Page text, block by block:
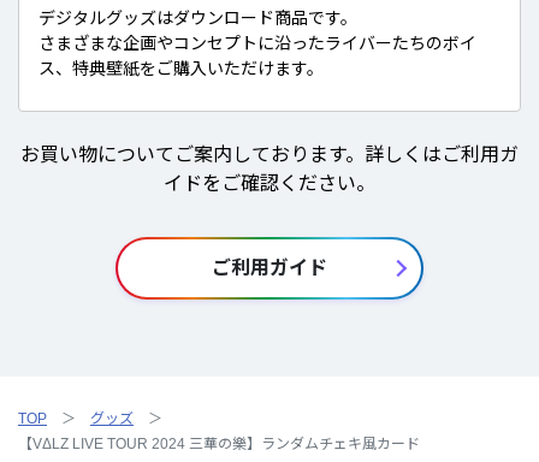
デジタルグッズはダウンロード商品です。
さまざまな企画やコンセプトに沿ったライバーたちのボイ
ス、特典壁紙をご購入いただけます。
お買い物についてご案内しております。詳しくはご利用ガ
イドをご確認ください。
ご利用ガイド
TOP
グッズ
【VΔLZ LIVE TOUR 2024 三華の樂】ランダムチェキ風カード